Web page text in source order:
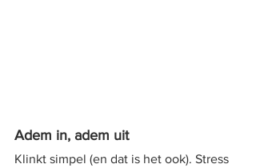
Adem in, adem uit
Klinkt simpel (en dat is het ook). Stress